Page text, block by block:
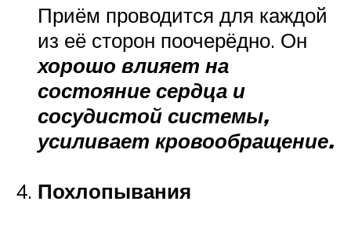
Приём проводится для каждой
из её сторон поочерёдно. Он
хорошо влияет на
состояние сердца и
сосудистой системы,
усиливает кровообращение.
Похлопывания